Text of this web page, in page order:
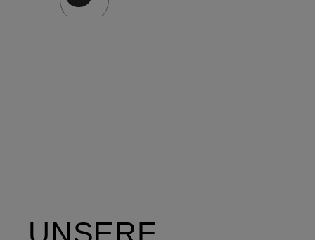
UNSERE